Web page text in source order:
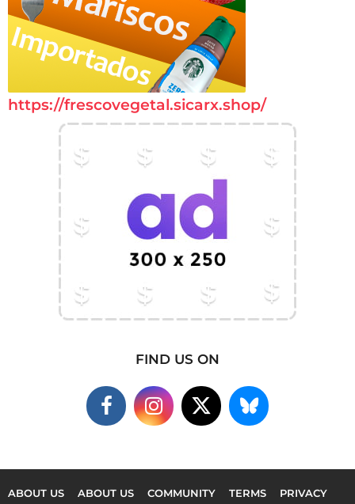
https://frescovegetal.sicarx.shop/
FIND US ON
ABOUT US ABOUT US COMMUNITY TERMS PRIVACY